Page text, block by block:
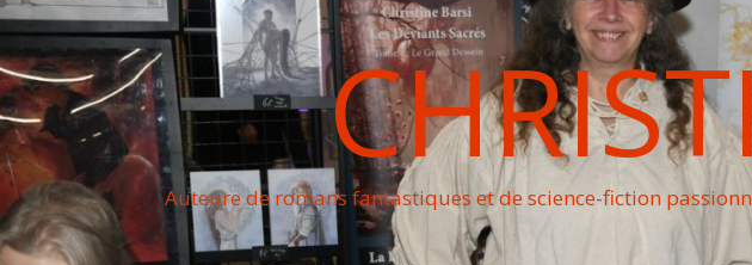
Auteure de romans fantastiques et de science-fiction